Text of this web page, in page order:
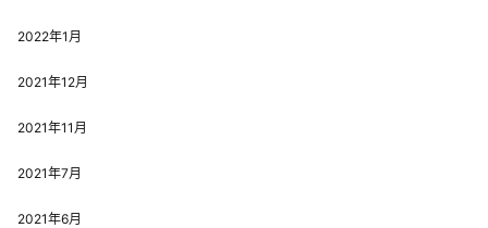
2022年1月
2021年12月
2021年11月
2021年7月
2021年6月